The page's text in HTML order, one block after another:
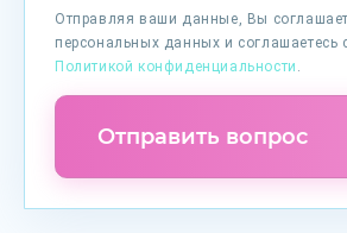
Отправляя ваши данные, Вы
персональных данных и соглашаетесь
Политикой конфиденциальности .
Отправить вопрос